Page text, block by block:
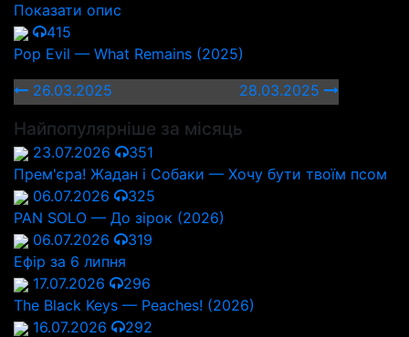
Показати опис
415
Pop Evil — What Remains (2025)
26.03.2025
28.03.2025
Найпопулярніше за місяць
23.07.2026
351
Прем'єра! Жадан і Собаки — Хочу бути твоїм псом
06.07.2026
325
PAN SOLO — До зірок (2026)
06.07.2026
319
Ефір за 6 липня
17.07.2026
296
The Black Keys — Peaches! (2026)
16.07.2026
292